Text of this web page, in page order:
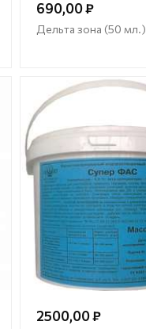
690,00 ₽
Дельта зона (50 мл.)
2500,00 ₽